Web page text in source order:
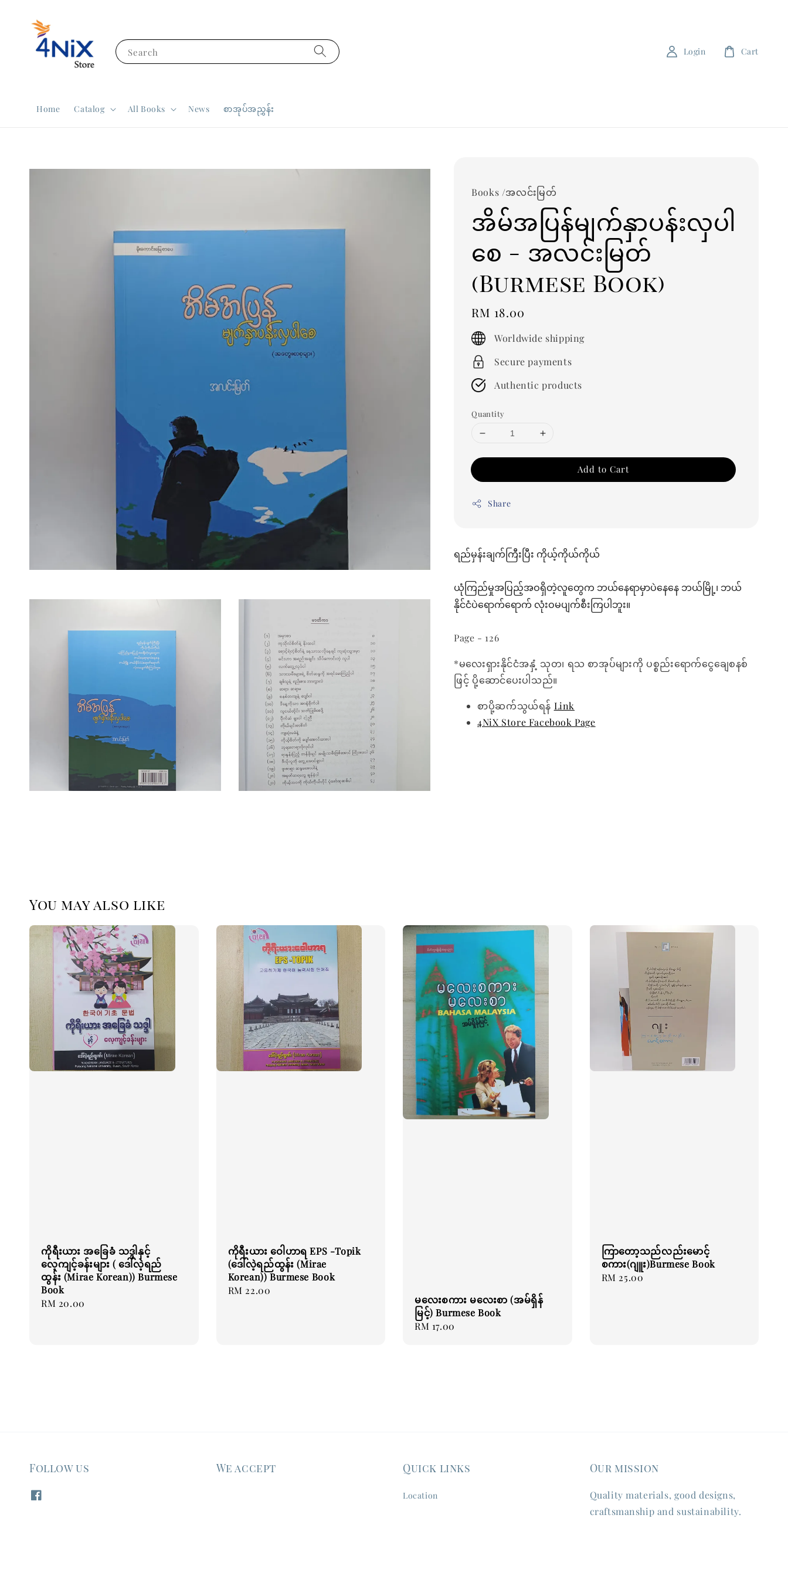
Search
Home Catalog All Books News စာအုပ်အညွှန်း
Login Cart
Books /အလင်းမြတ်
အိမ်အပြန်မျက်နှာပန်းလှပါ
စေ - အလင်းမြတ်
(Burmese Book)
Regular
price
RM 18.00
Worldwide shipping
Secure payments
Authentic products
Quantity
Add to Cart
Share
ရည်မှန်းချက်ကြီးပြီး ကိုယ့်ကိုယ်ကိုယ်
ယုံကြည်မှုအပြည့်အဝရှိတဲ့လူတွေက ဘယ်နေရာမှာပဲနေနေ ဘယ်မြို့၊ ဘယ်
နိုင်ငံပဲရောက်ရောက် လုံးဝမပျက်စီးကြပါဘူး။
Page - 126
*မလေးရှားနိုင်ငံအနှံ့ သုတ၊ ရသ စာအုပ်များကို ပစ္စည်းရောက်ငွေချေစနစ်
ဖြင့် ပို့ဆောင်ပေးပါသည်။
စာပို့ဆက်သွယ်ရန် Link
4NiX Store Facebook Page
You may also like
ကိုရီးယား အခြေခံ သဒ္ဒါနှင့်
လေ့ကျင့်ခန်းများ ( ဒေါ်လဲ့ရည်
ထွန်း (Mirae Korean)) Burmese
Book
Regular
RM 20.00
ကိုရီးယား ဝေါဟာရ EPS -Topik
(ဒေါ်လဲ့ရည်ထွန်း (Mirae
Korean)) Burmese Book
Regular
RM 22.00
မလေးစကား မလေးစာ (အမ်ရှိန်
မြင့်) Burmese Book
Regular
RM 17.00
ကြာတော့သည်လည်းမောင့်
စကား(ဂျူး)Burmese Book
Regular
RM 25.00
Follow us We accept Quick links
Location
Our mission
Quality materials, good designs,
craftsmanship and sustainability.